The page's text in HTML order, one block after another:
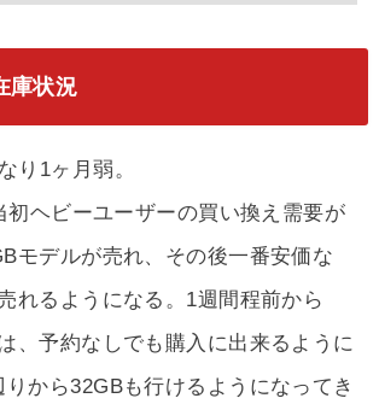
庫状況
り1ヶ月弱。
初ヘビーユーザーの買い換え需要が
モデルが売れ、その後一番安価な
れるようになる。1週間程前から
、予約なしでも購入に出来るように
から32GBも行けるようになってき